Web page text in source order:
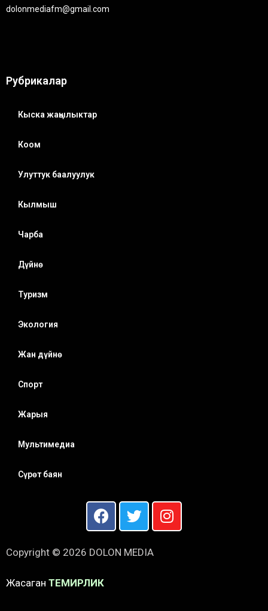
dolonmediafm@gmail.com
Рубрикалар
Кыска жаңылыктар
Коом
Улуттук баалуулук
Кылмыш
Чарба
Дүйнө
Туризм
Экология
Жан дүйнө
Спорт
Жарыя
Мультимедиа
Сүрөт баян
Copyright © 2026 DOLON MEDIA
Жасаган ТЕМИРЛИК